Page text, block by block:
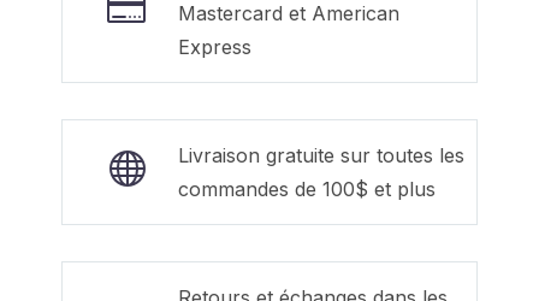
Mastercard et American
Express
Livraison gratuite sur toutes les
commandes de 100$ et plus